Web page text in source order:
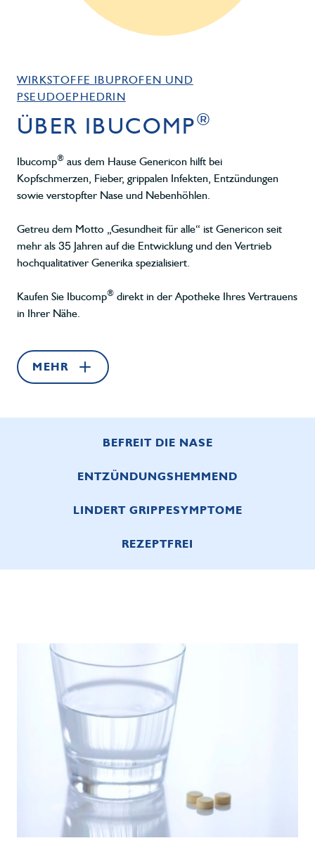
WIRKSTOFFE IBUPROFEN UND
PSEUDOEPHEDRIN
ÜBER IBUCOMP®
Ibucomp® aus dem Hause Genericon hilft bei
Kopfschmerzen, Fieber, grippalen Infekten, Entzündungen
sowie verstopfter Nase und Nebenhöhlen.
Getreu dem Motto „Gesundheit für alle“ ist Genericon seit
mehr als 35 Jahren auf die Entwicklung und den Vertrieb
hochqualitativer Generika spezialisiert.
Kaufen Sie Ibucomp® direkt in der Apotheke Ihres Vertrauens
in Ihrer Nähe.
MEHR
BEFREIT DIE NASE
ENTZÜNDUNGSHEMMEND
LINDERT GRIPPESYMPTOME
REZEPTFREI